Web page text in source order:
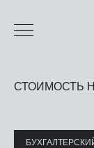
СТОИМОСТЬ